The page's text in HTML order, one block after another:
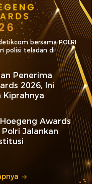
bersama POLRI
polisi teladan di
Penerima
2026, Ini
Kiprahnya
Hoegeng Awards
Jalankan